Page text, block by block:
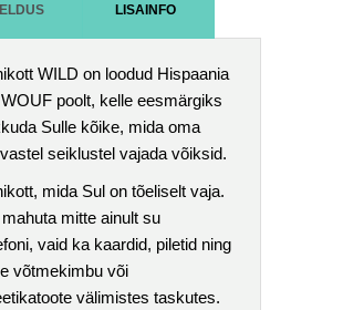
LISAINFO
WILD on loodud Hispaania
poolt, kelle eesmärgiks
Sulle kõike, mida oma
seiklustel vajada võiksid.
mida Sul on tõeliselt vaja.
mitte ainult su
vaid ka kaardid, piletid ning
võtmekimbu või
välimistes taskutes.